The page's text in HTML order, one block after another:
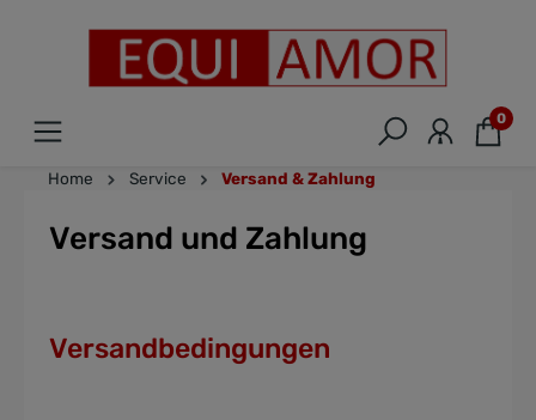
0
Home Service Versand & Zahlung
Versand und Zahlung
Versandbedingungen